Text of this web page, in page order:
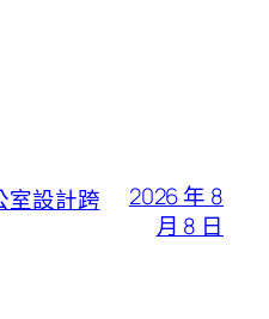
室設計跨
2026 年 8
月 8 日